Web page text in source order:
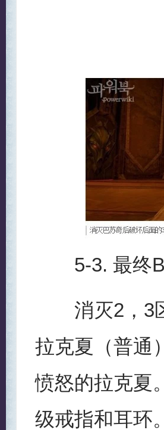
5-3. 最终
消灭2，3区
拉克夏（普通
愤怒的拉克夏
级戒指和耳环。